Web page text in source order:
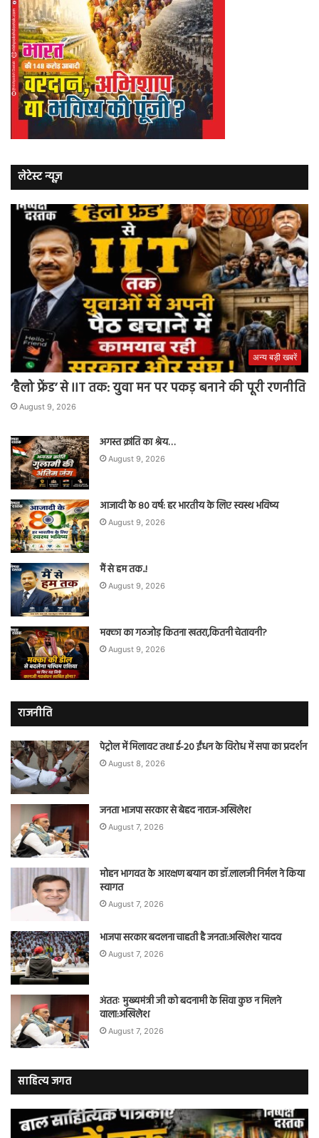
लेटेस्ट न्यूज़
अन्य बड़ी खबरें
‘हैलो फ्रेंड’ से IIT तक: युवा मन पर पकड़ बनाने की पूरी रणनीति
August 9, 2026
अगस्त क्रांति का श्रेय…
August 9, 2026
आजादी के 80 वर्ष: हर भारतीय के लिए स्वस्थ भविष्य
August 9, 2026
मैं से हम तक..!
August 9, 2026
मक्का का गठजोड़ कितना खतरा,कितनी चेतावनी?
August 9, 2026
राजनीति
पेट्रोल में मिलावट तथा ई-20 ईंधन के विरोध में सपा का प्रदर्शन
August 8, 2026
जनता भाजपा सरकार से बेहद नाराज-अखिलेश
August 7, 2026
मोहन भागवत के आरक्षण बयान का डॉ.लालजी निर्मल ने किया
स्वागत
August 7, 2026
भाजपा सरकार बदलना चाहती है जनता:अखिलेश यादव
August 7, 2026
अंततः मुख्यमंत्री जी को बदनामी के सिवा कुछ न मिलने
वाला:अखिलेश
August 7, 2026
साहित्य जगत